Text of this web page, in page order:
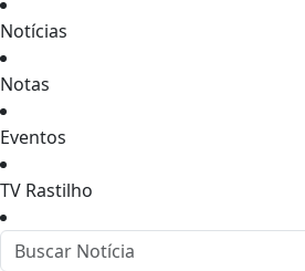
Notícias
Notas
Eventos
TV Rastilho